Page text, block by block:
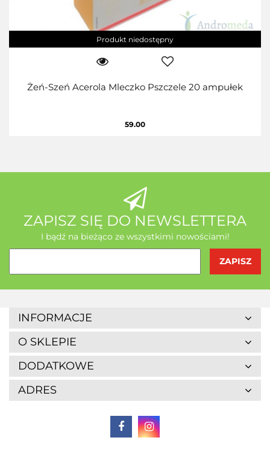
Produkt niedostępny
Żeń-Szeń Acerola Mleczko Pszczele 20 ampułek
59.00
ZAPISZ SIĘ DO NEWSLETTERA
I bądź na bieżąco ze wszystkimi nowościami!
INFORMACJE
O SKLEPIE
DODATKOWE
ADRES